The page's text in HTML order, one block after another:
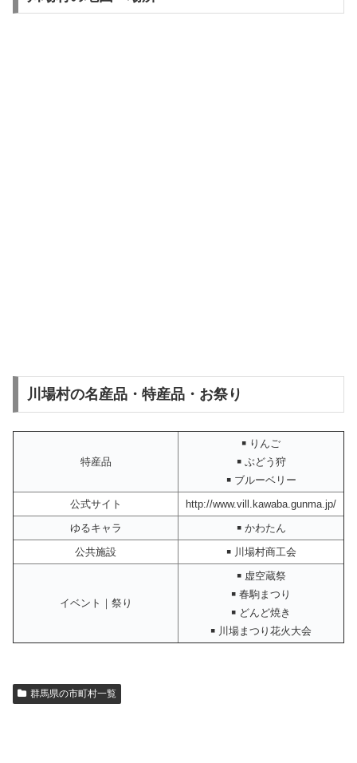
川場村の名産品・特産品・お祭り
特産品
￭ りんご
￭ ぶどう狩
￭ ブルーベリー
公式サイト
http://www.vill.kawaba.gunma.jp/
ゆるキャラ
￭ かわたん
公共施設
￭ 川場村商工会
イベント｜祭り
￭ 虚空蔵祭
￭ 春駒まつり
￭ どんど焼き
￭ 川場まつり花火大会
群馬県の市町村一覧